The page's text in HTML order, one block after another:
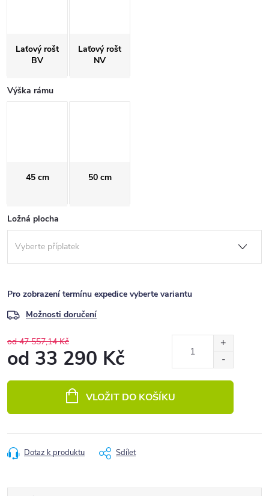
Laťový rošt
BV
Laťový rošt
NV
Výška rámu
45 cm 50 cm
Ložná plocha
Pro zobrazení termínu expedice vyberte variantu
Možnosti doručení
od 47 557,14 Kč
od 33 290 Kč
VLOŽIT DO KOŠÍKU
Dotaz k produktu Sdílet